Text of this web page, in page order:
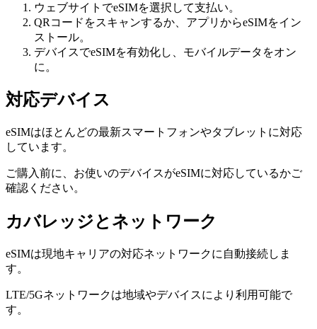
ウェブサイトでeSIMを選択して支払い。
QRコードをスキャンするか、アプリからeSIMをイン
ストール。
デバイスでeSIMを有効化し、モバイルデータをオン
に。
対応デバイス
eSIMはほとんどの最新スマートフォンやタブレットに対応
しています。
ご購入前に、お使いのデバイスがeSIMに対応しているかご
確認ください。
カバレッジとネットワーク
eSIMは現地キャリアの対応ネットワークに自動接続しま
す。
LTE/5Gネットワークは地域やデバイスにより利用可能で
す。